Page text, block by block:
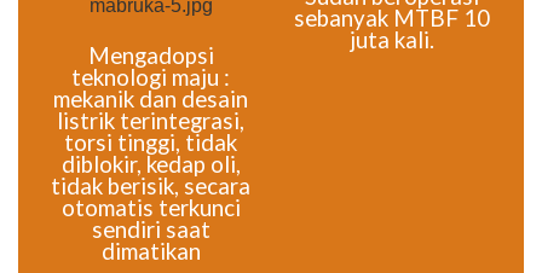
Mengadopsi
teknologi maju :
mekanik dan desain
listrik terintegrasi,
torsi tinggi, tidak
diblokir, kedap oli,
tidak berisik, secara
otomatis terkunci
sendiri saat
dimatikan
sebanyak MTBF 10
juta kali.